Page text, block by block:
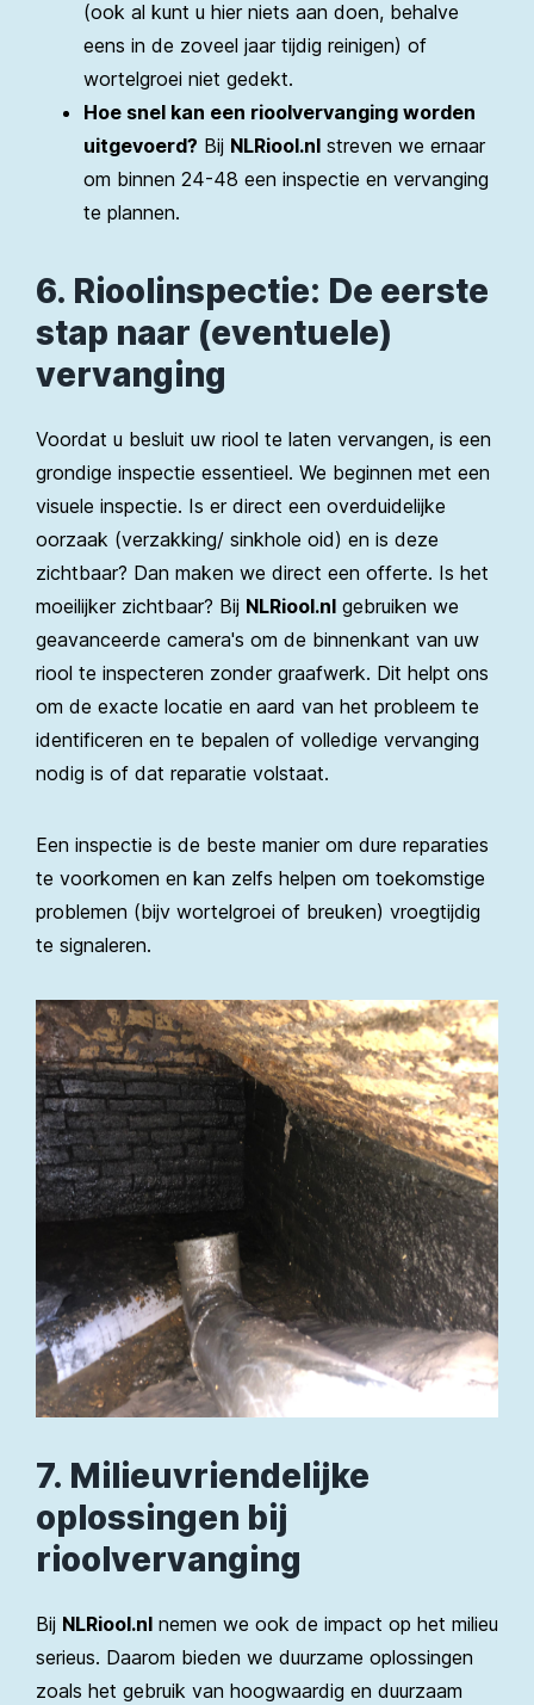
(ook al kunt u hier niets aan doen, behalve
eens in de zoveel jaar tijdig reinigen) of
wortelgroei niet gedekt.
Hoe snel kan een rioolvervanging worden
uitgevoerd? Bij NLRiool.nl streven we ernaar
om binnen 24-48 een inspectie en vervanging
te plannen.
6. Rioolinspectie: De eerste
stap naar (eventuele)
vervanging
Voordat u besluit uw riool te laten vervangen, is een
grondige inspectie essentieel. We beginnen met een
visuele inspectie. Is er direct een overduidelijke
oorzaak (verzakking/ sinkhole oid) en is deze
zichtbaar? Dan maken we direct een offerte. Is het
moeilijker zichtbaar? Bij NLRiool.nl gebruiken we
geavanceerde camera's om de binnenkant van uw
riool te inspecteren zonder graafwerk. Dit helpt ons
om de exacte locatie en aard van het probleem te
identificeren en te bepalen of volledige vervanging
nodig is of dat reparatie volstaat.
Een inspectie is de beste manier om dure reparaties
te voorkomen en kan zelfs helpen om toekomstige
problemen (bijv wortelgroei of breuken) vroegtijdig
te signaleren.
7. Milieuvriendelijke
oplossingen bij
rioolvervanging
Bij NLRiool.nl nemen we ook de impact op het milieu
serieus. Daarom bieden we duurzame oplossingen
zoals het gebruik van hoogwaardig en duurzaam